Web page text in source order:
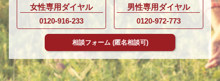
女性専用ダイヤル
0120-916-233
男性専用ダイヤル
0120-972-773
相談フォーム (匿名相談可)